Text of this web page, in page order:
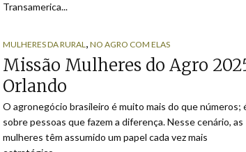
Transamerica...
MULHERES DA RURAL, NO AGRO COM ELAS
Missão Mulheres do Agro
Orlando
O agronegócio brasileiro é muito mais do que números;
sobre pessoas que fazem a diferença. Nesse cenário, as
mulheres têm assumido um papel cada vez mais